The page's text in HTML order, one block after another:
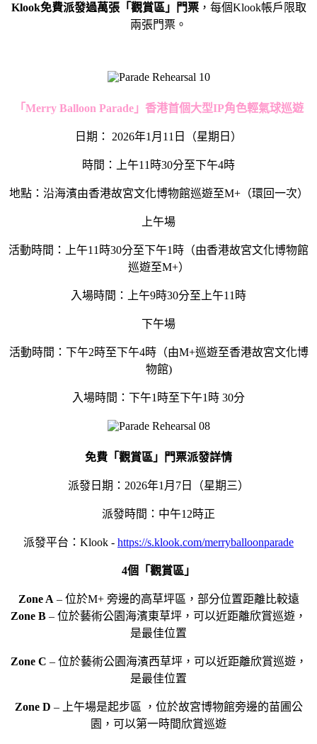
Klook免費派發過萬張「觀賞區」門票，每個Klook帳戶限取
兩張門票。
「Merry Balloon Parade」香港首個大型IP角色輕氣球巡遊
日期： 2026年1月11日（星期日）
時間：上午11時30分至下午4時
地點：沿海濱由香港故宮文化博物館巡遊至M+（環回一次）
上午場
活動時間：上午11時30分至下午1時（由香港故宮文化博物館
巡遊至M+）
入場時間：上午9時30分至上午11時
下午場
活動時間：下午2時至下午4時（由M+巡遊至香港故宮文化博
物館)
入場時間：下午1時至下午1時 30分
免費「觀賞區」門票派發詳情
派發日期：2026年1月7日（星期三）
派發時間：中午12時正
派發平台：Klook - https://s.klook.com/merryballoonparade
4個 「觀賞區」
Zone A – 位於M+ 旁邊的高草坪區，部分位置距離比較遠
Zone B – 位於藝術公園海濱東草坪，可以近距離欣賞巡遊，
是最佳位置
Zone C – 位於藝術公園海濱西草坪，可以近距離欣賞巡遊，
是最佳位置
Zone D – 上午場是起步區 ，位於故宮博物館旁邊的苗圃公
園，可以第一時間欣賞巡遊